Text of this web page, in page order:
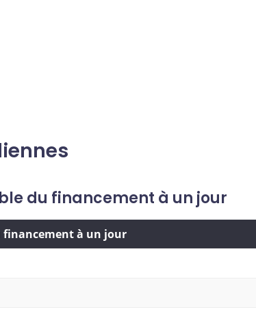
du financement à un jour
financement à un jour